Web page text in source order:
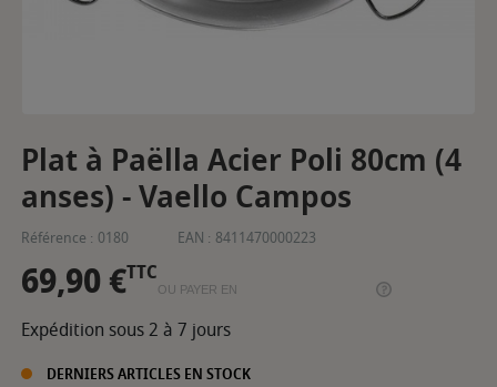
Plat à Paëlla Acier Poli 80cm (4
anses) - Vaello Campos
Référence : 0180 EAN : 8411470000223
69,90 €TTC
OU PAYER EN
Expédition sous 2 à 7 jours
DERNIERS ARTICLES EN STOCK